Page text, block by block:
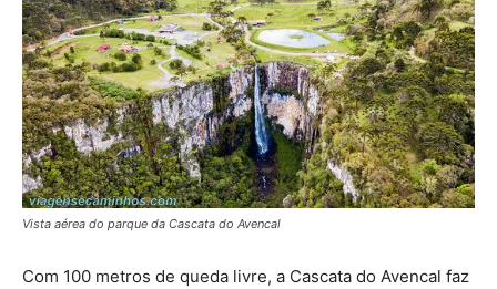
Vista aérea do parque da Cascata do Avencal
Com 100 metros de queda livre, a Cascata do Avencal faz